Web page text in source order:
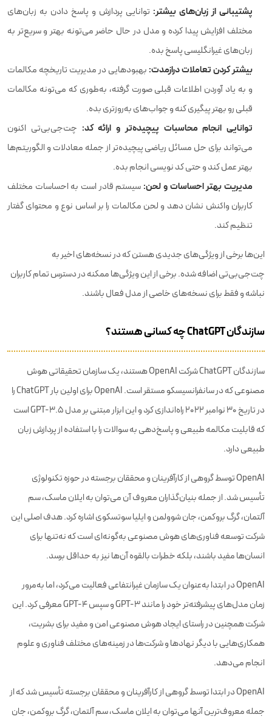
پشتیبانی از زبان‌های بیشتر: توانایی پردازش و پاسخ دادن به زبان‌های
مختلف افزایش پیدا کرده و مدل در حال حاضر می‌تونه بهتر و سریع‌تر به
زبان‌های غیرانگلیسی پاسخ بده.
بیشتر کردن تعاملات درازمدت: بهبودهایی در مدیریت تاریخچه مکالمات
و به یاد آوردن اطلاعات قبلی صورت گرفته، به‌طوری که می‌تونه مکالمات
قبلی رو بهتر پیگیری کنه و جواب‌های به‌روزتری بده.
توانایی انجام محاسبات پیچیده‌تر و ارائه کد: چت‌جی‌بی‌تی اکنون
می‌تواند برای حل مسائل ریاضی پیچیده‌تر از جمله معادلات و الگوریتم‌ها
بهتر عمل کند و حتی کد نویسی انجام بده.
مدیریت بهتر احساسات و لحن: سیستم قادر است به احساسات مختلف
کاربران واکنش نشان دهد و لحن مکالمات را بر اساس نوع و محتوای گفتار
تنظیم کند.
این‌ها برخی از ویژگی‌های جدیدی هستن که در نسخه‌های اخیر به
چت‌جی‌بی‌تی اضافه شده. برخی از این ویژگی‌ها ممکنه در دسترس تمام کاربران
نباشه و فقط برای نسخه‌های خاصی از مدل فعال باشند.
سازندگان ChatGPT چه کسانی هستند؟
سازندگان ChatGPT شرکت OpenAI هستند، یک سازمان تحقیقاتی هوش
مصنوعی که در سانفرانسیسکو مستقر است. OpenAI برای اولین بار ChatGPT را
در تاریخ 30 نوامبر 2022 راه‌اندازی کرد و این ابزار مبتنی بر مدل GPT-3.5 است
که قابلیت مکالمه طبیعی و پاسخ‌دهی به سوالات را با استفاده از پردازش زبان
طبیعی دارد.
OpenAI توسط گروهی از کارآفرینان و محققان برجسته در حوزه تکنولوژی
تأسیس شد. از جمله بنیان‌گذاران معروف آن می‌توان به ایلان ماسک، سم
آلتمان، گرگ بروکمن، جان شوولمن و ایلیا سوتسکوی اشاره کرد. هدف اصلی این
شرکت توسعه فناوری‌های هوش مصنوعی به‌گونه‌ای است که نه‌تنها برای
انسان‌ها مفید باشند، بلکه خطرات بالقوه آن‌ها نیز به حداقل برسد.
OpenAI در ابتدا به‌عنوان یک سازمان غیرانتفاعی فعالیت می‌کرد، اما به‌مرور
زمان مدل‌های پیشرفته‌تر خود را مانند GPT-3 و سپس GPT-4 معرفی کرد. این
شرکت همچنین در راستای ایجاد هوش مصنوعی امن و مفید برای بشریت،
همکاری‌هایی با دیگر نهادها و شرکت‌ها در زمینه‌های مختلف فناوری و علوم
انجام می‌دهد.
OpenAI در ابتدا توسط گروهی از کارآفرینان و محققان برجسته تأسیس شد که از
جمله معروف‌ترین آنها می‌توان به ایلان ماسک، سم آلتمان، گرگ بروکمن، جان